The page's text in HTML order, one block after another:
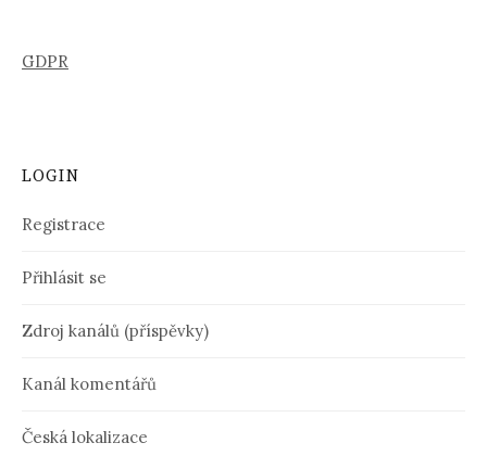
GDPR
LOGIN
Registrace
Přihlásit se
Zdroj kanálů (příspěvky)
Kanál komentářů
Česká lokalizace